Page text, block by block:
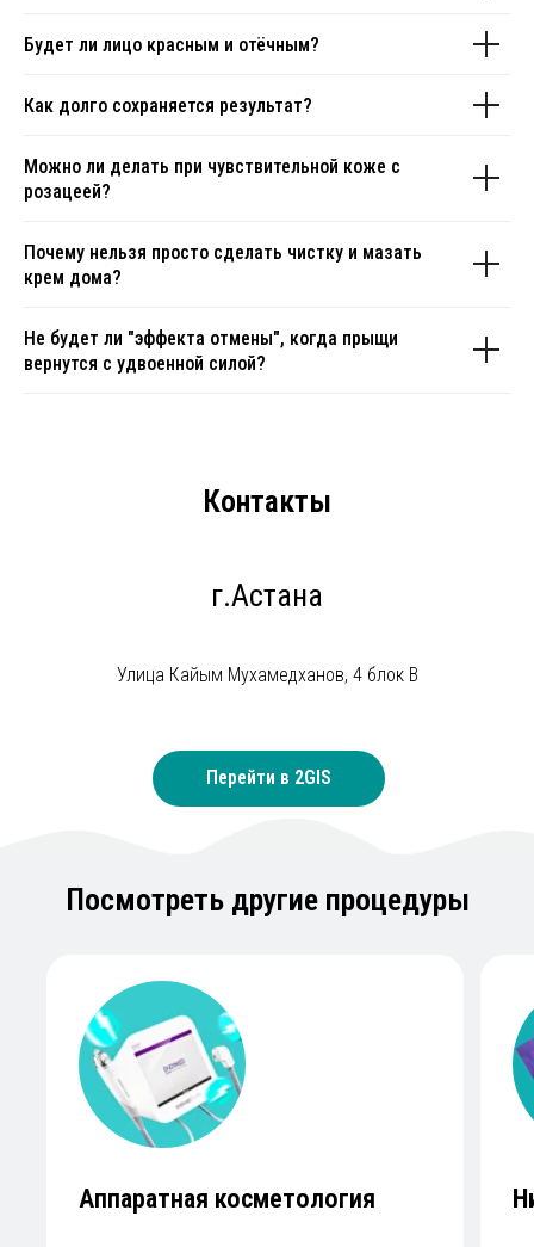
Будет ли лицо красным и отёчным?
Как долго сохраняется результат?
Можно ли делать при чувствительной коже с
розацеей?
Почему нельзя просто сделать чистку и мазать
крем дома?
Не будет ли "эффекта отмены", когда прыщи
вернутся с удвоенной силой?
Контакты
г.Астана
Улица Кайым Мухамедханов, 4 блок B​
Перейти в 2GIS
Посмотреть другие процедуры